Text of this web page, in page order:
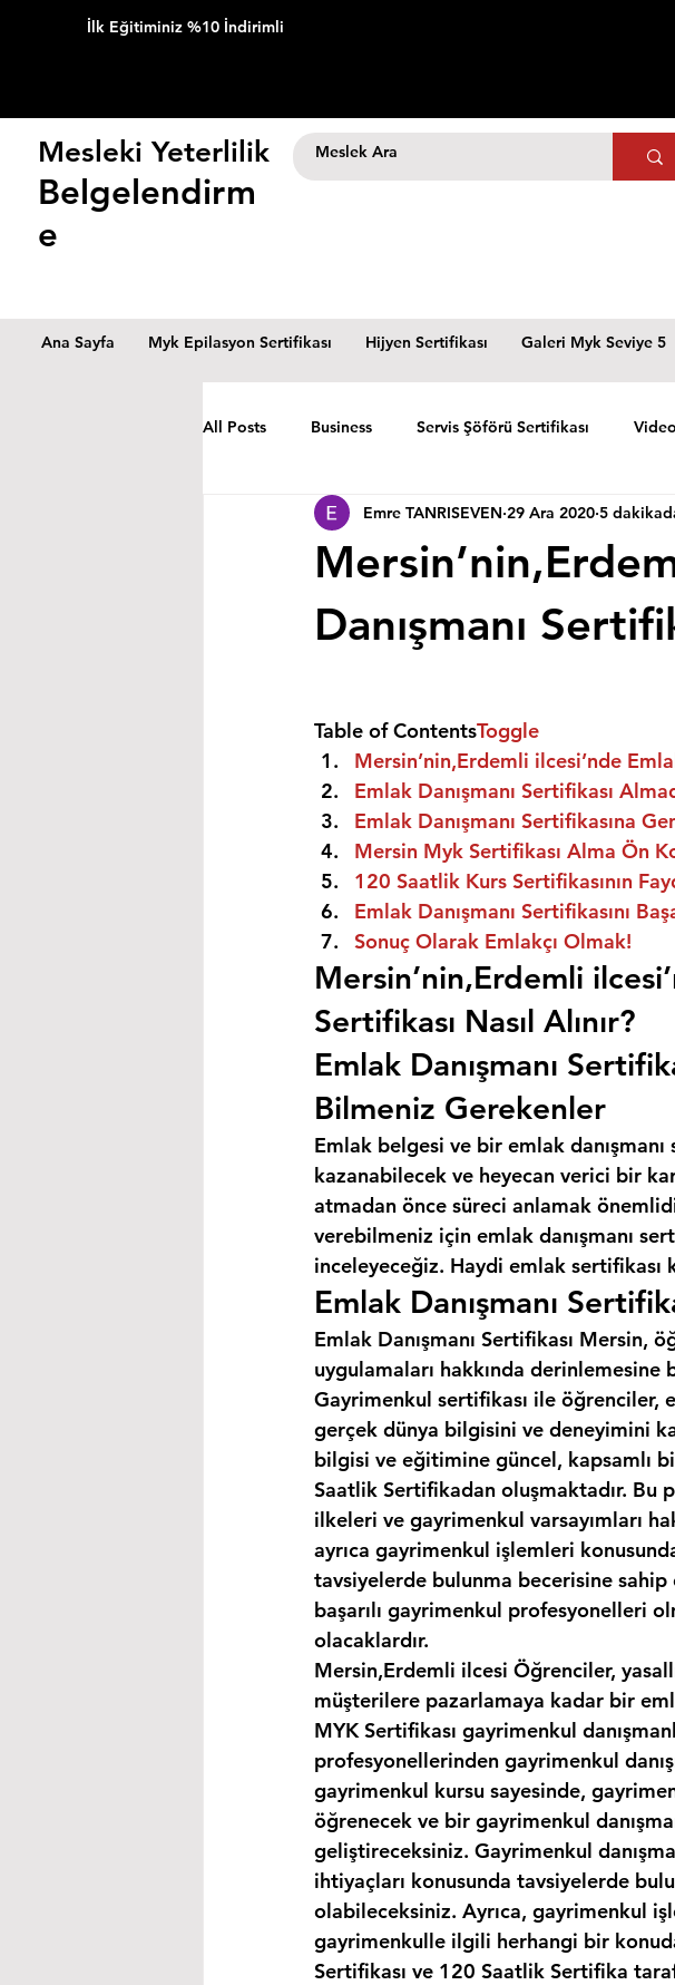
İlk Eğitiminiz %10 İndirimli
Mesleki Yeterlilik
Belgelendirm
e
Ana Sayfa Myk Epilasyon Sertifikası Hijyen Sertifikası Galeri Myk Seviye 5
All Posts Business Servis Şöförü Sertifikası
Danışmanı
Emre TANRISEVEN 29 Ara 2020 5
Table of ContentsToggle
Mersin’nin,Erdemli ilcesi’nde
Emlak Danışmanı Sertifikası
Emlak Danışmanı Sertifikasına
Mersin Myk Sertifikası Alma Ön
120 Saatlik Kurs Sertifikasının
Emlak Danışmanı Sertifikasını
Sonuç Olarak Emlakçı Olmak!
Mersin’nin,Erdemli
Sertifikası Nasıl Alınır?
Emlak Danışmanı
Bilmeniz Gerekenler
Emlak belgesi ve bir emlak
kazanabilecek ve heyecan verici bir
atmadan önce süreci anlamak
verebilmeniz için emlak danışmanı
inceleyeceğiz. Haydi emlak sertifikası
Emlak Danışmanı
Emlak Danışmanı Sertifikası
uygulamaları hakkında derinlemesine
Gayrimenkul sertifikası ile öğrenciler,
gerçek dünya bilgisini ve deneyimini
bilgisi ve eğitimine güncel, kapsamlı
Saatlik Sertifikadan oluşmaktadır. Bu
ilkeleri ve gayrimenkul varsayımları
ayrıca gayrimenkul işlemleri
tavsiyelerde bulunma becerisine
başarılı gayrimenkul profesyonelleri
olacaklardır.
Mersin,Erdemli ilcesi Öğrenciler,
müşterilere pazarlamaya kadar bir
MYK Sertifikası gayrimenkul
profesyonellerinden gayrimenkul
gayrimenkul kursu sayesinde,
öğrenecek ve bir gayrimenkul
geliştireceksiniz. Gayrimenkul
ihtiyaçları konusunda tavsiyelerde
olabileceksiniz. Ayrıca, gayrimenkul
gayrimenkulle ilgili herhangi bir
Sertifikası ve 120 Saatlik Sertifika